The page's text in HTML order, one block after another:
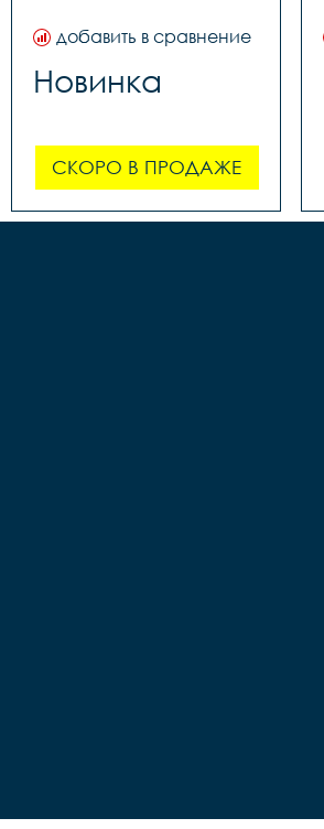
добавить в сравнение
Новинка
СКОРО В ПРОДАЖЕ